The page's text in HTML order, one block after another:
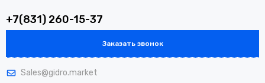
+7(831) 260-15-37
Заказать звонок
Sales@gidro.market